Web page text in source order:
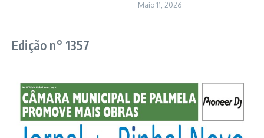
Maio 11, 2026
Edição n° 1357